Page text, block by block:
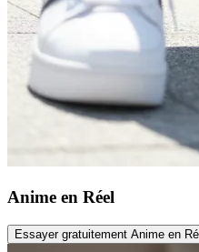
Anime en Réel
Essayer gratuitement Anime en